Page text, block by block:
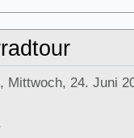
, Mittwoch, 24. Juni